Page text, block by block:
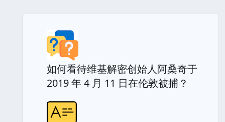
如何看待维基解密创始人阿桑奇于
2019 年 4 月 11 日在伦敦被捕？